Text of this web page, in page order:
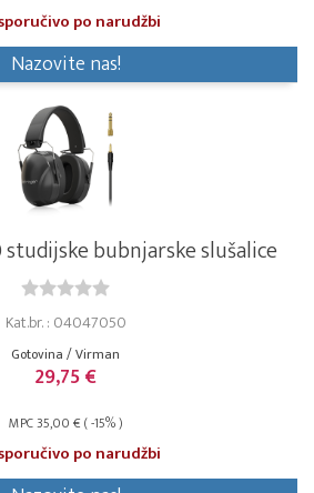
po narudžbi
Nazovite nas!
bubnjarske slušalice
Kat.br. : 04047050
Gotovina / Virman
29,75 €
MPC 35,00 € ( -15% )
po narudžbi